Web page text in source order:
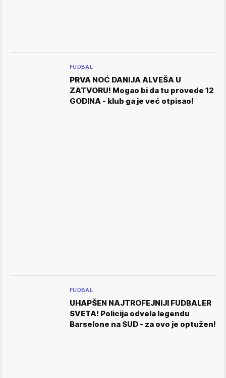
FUDBAL
PRVA NOĆ DANIJA ALVEŠA U
ZATVORU! Mogao bi da tu provede 12
GODINA - klub ga je već otpisao!
FUDBAL
UHAPŠEN NAJTROFEJNIJI FUDBALER
SVETA! Policija odvela legendu
Barselone na SUD - za ovo je optužen!